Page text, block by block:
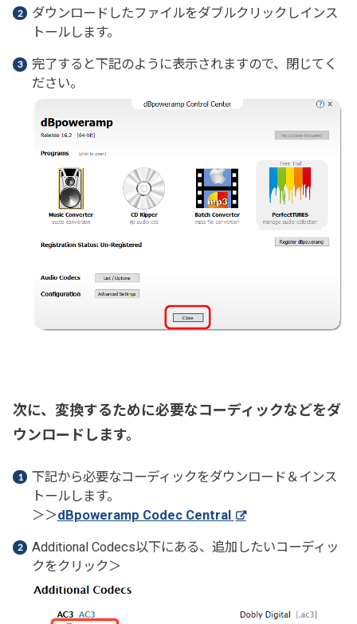
ダウンロードしたファイルをダブルクリックしインス
トールします。
完了すると下記のように表示されますので、閉じてく
ださい。
次に、変換するために必要なコーディックなどをダ
ウンロードします。
下記から必要なコーディックをダウンロード＆インス
トールします。
＞＞dBpoweramp Codec Central
Additional Codecs以下にある、追加したいコーディッ
クをクリック＞